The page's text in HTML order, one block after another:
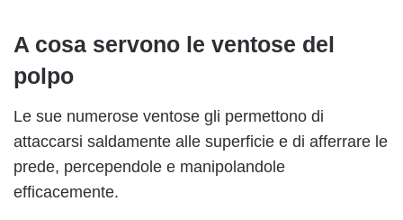
A cosa servono le ventose del
polpo
Le sue numerose ventose gli permettono di
attaccarsi saldamente alle superficie e di afferrare le
prede, percependole e manipolandole
efficacemente.